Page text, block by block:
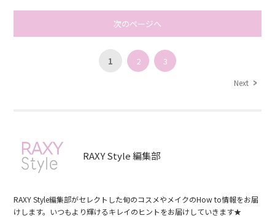
次のページへ
1 2 3
Next
RAXY Style 編集部
RAXY Style編集部がセレクトした旬のコスメやメイクのHow to情報をお届
けします。いつもより輝けるキレイのヒントをお届けしていきます★